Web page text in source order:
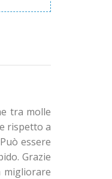
tra molle
rispetto a
essere
Grazie
migliorare